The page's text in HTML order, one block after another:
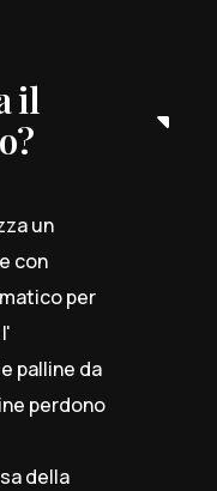
il
un
con
per
palline da
perdono
della